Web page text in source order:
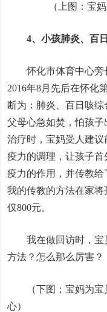
（上图：宝
4、小孩肺炎、百
怀化市体育中心旁
2016年8月先后在怀化
断为：肺炎、百日咳综
父母心急如焚，怕孩
治疗时，宝妈受人建
疫力的调理，让孩子
疫力的作用，并传教
我的传教的方法在家
仅800元。
我在做回访时，
方法？怎么那么厉害？
（下图；宝妈为
心）